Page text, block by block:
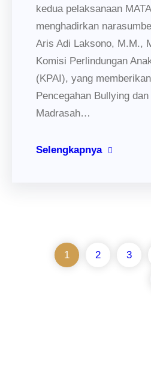
kedua pelaksanaan
menghadirkan
Aris Adi Laksono, M.M.,
Komisi Perlindungan
(KPAI), yang
Pencegahan Bullying
Madrasah…
Selengkapnya
1 2 3